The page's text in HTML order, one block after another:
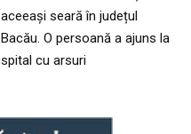
aceeași seară în județul
Bacău. O persoană a ajuns la
spital cu arsuri